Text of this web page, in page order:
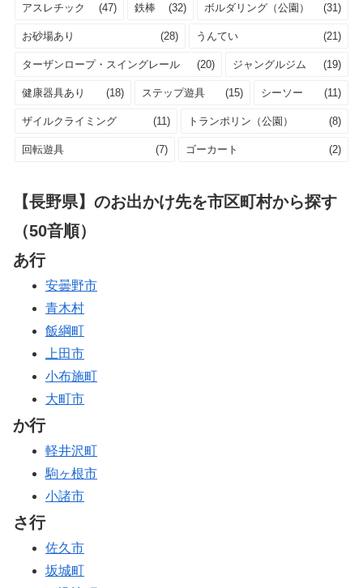
アスレチック (47) 鉄棒 (32) ボルダリング（公園） (31)
お砂場あり (28) うんてい (21)
ターザンロープ・スイングレール (20) ジャングルジム (19)
健康器具あり (18) ステップ遊具 (15) シーソー (11)
ザイルクライミング (11) トランポリン（公園） (8)
回転遊具 (7) ゴーカート (2)
【長野県】のお出かけ先を市区町村から探す
（50音順）
あ行
安曇野市
青木村
飯綱町
上田市
小布施町
大町市
か行
軽井沢町
駒ヶ根市
小諸市
さ行
佐久市
坂城町